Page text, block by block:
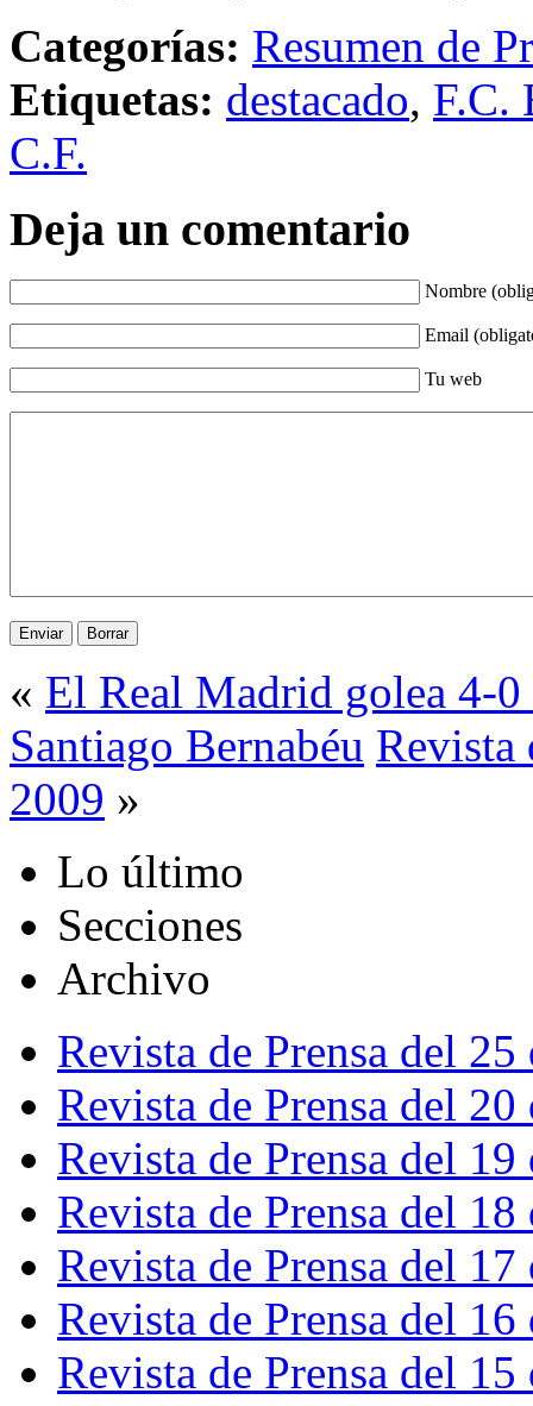
Categorías: Resumen de
Etiquetas: destacado, F.C.
C.F.
Deja un comentario
Nombre
Email
Tu web
« El Real Madrid golea 4-
Santiago Bernabéu Revista
2009 »
Lo último
Secciones
Archivo
Revista de Prensa del
Revista de Prensa del
Revista de Prensa del
Revista de Prensa del
Revista de Prensa del
Revista de Prensa del
Revista de Prensa del